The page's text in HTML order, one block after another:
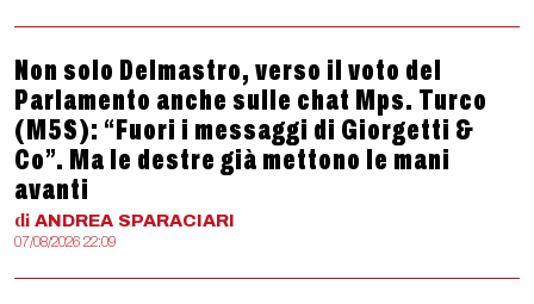
Non solo Delmastro, verso il voto del
Parlamento anche sulle chat Mps. Turco
(M5S): “Fuori i messaggi di Giorgetti &
Co”. Ma le destre già mettono le mani
avanti
di ANDREA SPARACIARI
07/08/2026 22:09